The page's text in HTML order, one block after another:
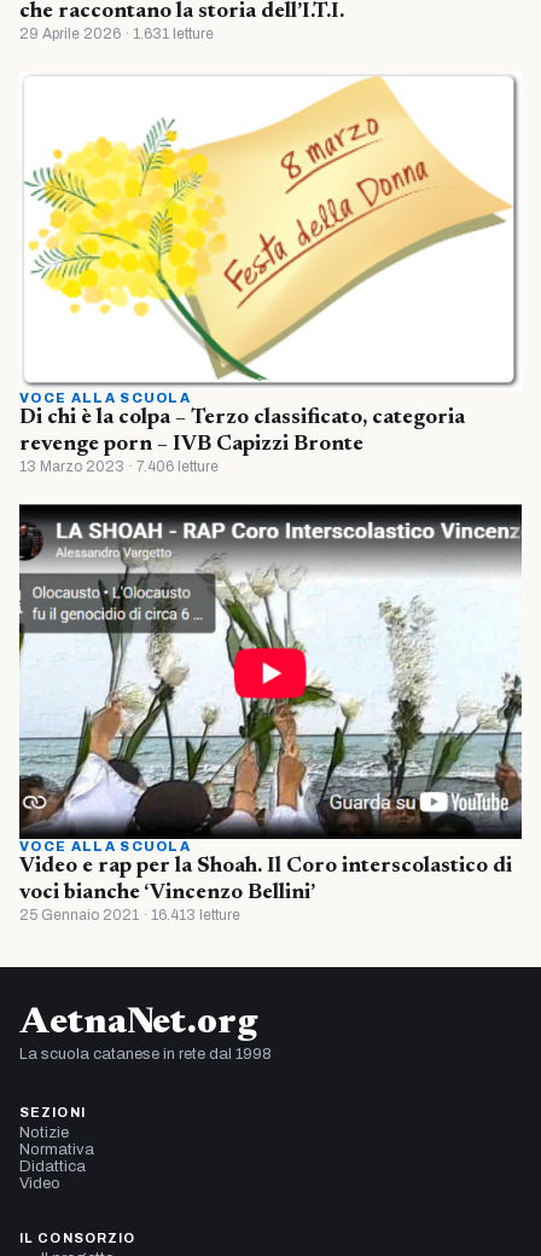
che raccontano la storia dell’I.T.I.
29 Aprile 2026 · 1.631 letture
VOCE ALLA SCUOLA
Di chi è la colpa – Terzo classificato, categoria
revenge porn – IVB Capizzi Bronte
13 Marzo 2023 · 7.406 letture
VOCE ALLA SCUOLA
Video e rap per la Shoah. Il Coro interscolastico di
voci bianche ‘Vincenzo Bellini’
25 Gennaio 2021 · 16.413 letture
AetnaNet.org
La scuola catanese in rete dal 1998
SEZIONI
Notizie
Normativa
Didattica
Video
IL CONSORZIO